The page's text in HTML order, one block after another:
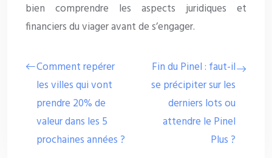
bien comprendre les aspects juridiques et
financiers du viager avant de s’engager.
Comment repérer
les villes qui vont
prendre 20% de
valeur dans les 5
prochaines années ?
Fin du Pinel : faut-il
se précipiter sur les
derniers lots ou
attendre le Pinel
Plus ?